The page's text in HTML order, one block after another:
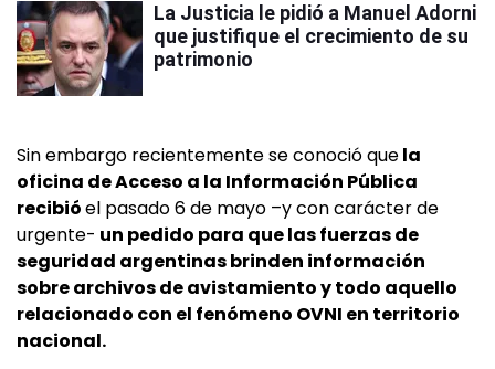
La Justicia le pidió a Manuel Adorni
que justifique el crecimiento de su
patrimonio
Sin embargo recientemente se conoció quela
oficina de Acceso a la Información Pública
recibióel pasado 6 de mayo –y con carácter de
urgente- un pedido para que las fuerzas de
seguridad argentinas brinden información
sobre archivos de avistamiento y todo aquello
relacionado con el fenómeno OVNI en territorio
nacional.